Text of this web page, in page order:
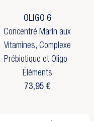
OLIGO 6
Concentré Marin aux
Vitamines, Complexe
Prébiotique et Oligo-
Éléments
73,95 €